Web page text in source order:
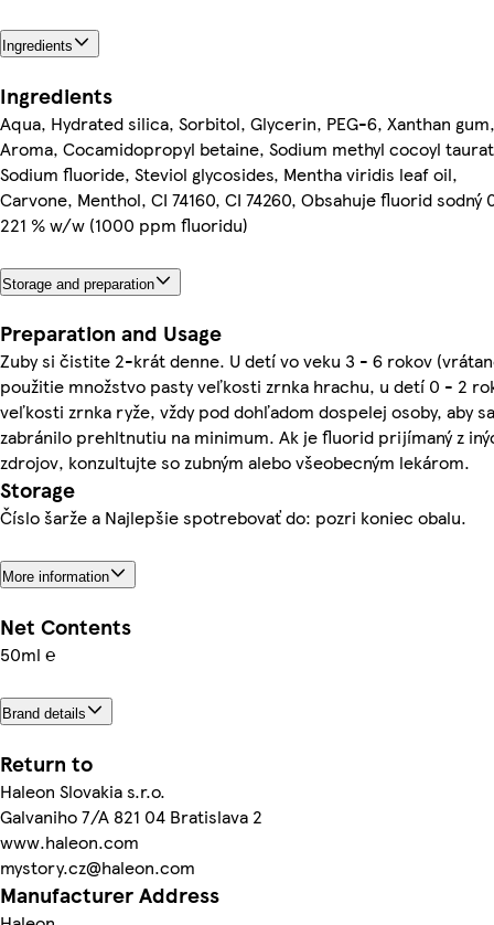
Ingredients
Ingredients
Aqua, Hydrated silica, Sorbitol, Glycerin, PEG-6, Xanthan gum,
Aroma, Cocamidopropyl betaine, Sodium methyl cocoyl
Sodium fluoride, Steviol glycosides, Mentha viridis leaf oil,
Carvone, Menthol, CI 74160, CI 74260, Obsahuje fluorid sodný
221 % w/w (1000 ppm fluoridu)
Storage and preparation
Preparation and Usage
Zuby si čistite 2-krát denne. U detí vo veku 3 - 6 rokov
použitie množstvo pasty veľkosti zrnka hrachu, u detí 0 - 2
veľkosti zrnka ryže, vždy pod dohľadom dospelej osoby, aby sa
zabránilo prehltnutiu na minimum. Ak je fluorid prijímaný z
zdrojov, konzultujte so zubným alebo všeobecným lekárom.
Storage
Číslo šarže a Najlepšie spotrebovať do: pozri koniec obalu.
More information
Net Contents
50ml ℮
Brand details
Return to
Haleon Slovakia s.r.o.
Galvaniho 7/A 821 04 Bratislava 2
www.haleon.com
mystory.cz@haleon.com
Manufacturer Address